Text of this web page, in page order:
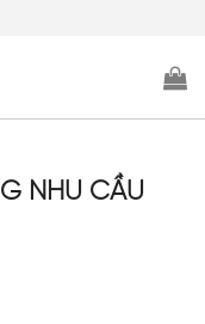
NHU CẦU